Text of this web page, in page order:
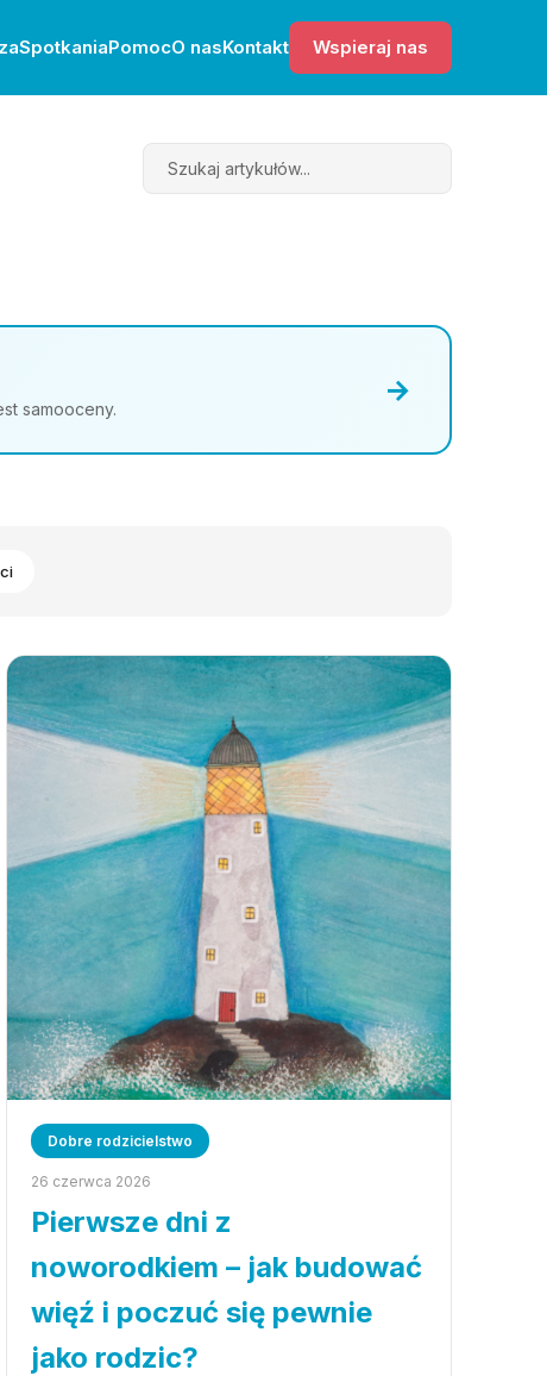
SpotkaniaPomocO nasKontakt Wspieraj nas
Search
samooceny.
→
Dobre rodzicielstwo
26 czerwca 2026
Pierwsze dni z
noworodkiem – jak budować
więź i poczuć się pewnie
jako rodzic?